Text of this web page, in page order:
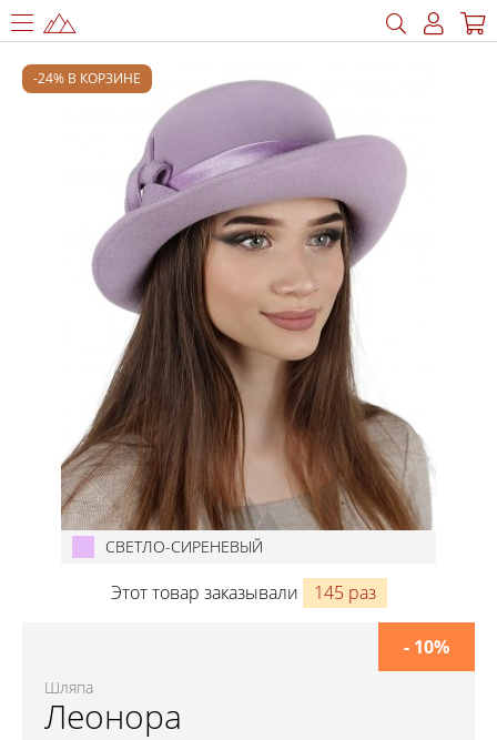
-24% В КОРЗИНЕ
СВЕТЛО-СИРЕНЕВЫЙ
Этот товар заказывали 145 раз
Шляпа
Леонора
- 10%